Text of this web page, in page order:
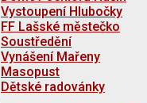
Vystoupení Hlubočky
FF Lašské městečko
Soustředění
Vynášení Mařeny
Masopust
Dětské radovánky